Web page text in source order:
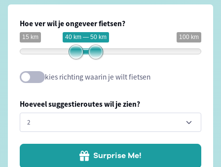
Hoe ver wil je ongeveer fietsen?
15 km 100 km
40 km — 50 km
kies richting waarin je wilt fietsen
Hoeveel suggestieroutes wil je zien?
Surprise Me!